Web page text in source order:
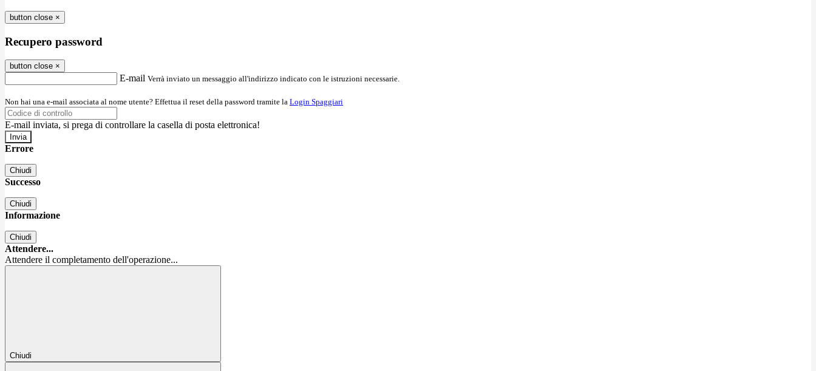
button close ×
Recupero password
button close ×
E-mail Verrà inviato un messaggio all'indirizzo indicato con le istruzioni necessarie.
Non hai una e-mail associata al nome utente? Effettua il reset della password tramite la Login Spaggiari
E-mail inviata, si prega di controllare la casella di posta elettronica!
Errore
Chiudi
Successo
Chiudi
Informazione
Chiudi
Attendere...
Attendere il completamento dell'operazione...
Chiudi